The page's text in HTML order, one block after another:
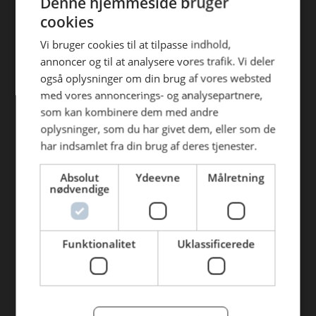
Find din afdeling
AB Catering Aalborg
AB Catering Århus
AB Catering Holstebro
AB Catering Ribe
AB Catering København
Genveje
BLUS 16. udgave
efterfølgende anvendelse heraf.
cookies
Vi bruger cookies til at tilpasse indhold,
annoncer og til at analysere vores trafik. Vi deler
også oplysninger om din brug af vores websted
med vores annoncerings- og analysepartnere,
som kan kombinere dem med andre
oplysninger, som du har givet dem, eller som de
har indsamlet fra din brug af deres tjenester.
Absolut
nødvendige
Ydeevne Målretning
Funktionalitet Uklassificerede